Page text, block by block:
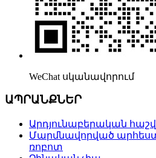
WeChat սկանավորում
ԱՊՐԱՆՔՆԵՐ
Արդյունաբերական
Մարմնավորված
ռոբոտ